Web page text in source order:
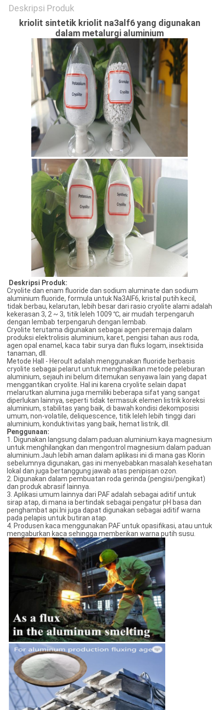
Deskripsi Produk
kriolit sintetik kriolit na3alf6 yang digunakan
dalam metalurgi aluminium
Deskripsi Produk:
Cryolite dan enam fluoride dan sodium aluminate dan sodium
aluminium fluoride, formula untuk Na3AlF6, kristal putih kecil,
tidak berbau, kelarutan, lebih besar dari rasio cryolite alami adalah
kekerasan 3, 2 ~ 3, titik leleh 1009 ℃, air mudah terpengaruh
dengan lembab terpengaruh dengan lembab.
Cryolite terutama digunakan sebagai agen peremaja dalam
produksi elektrolisis aluminium, karet, pengisi tahan aus roda,
agen opal enamel, kaca tabir surya dan fluks logam, insektisida
tanaman, dll.
Metode Hall - Heroult adalah menggunakan fluoride berbasis
cryolite sebagai pelarut untuk menghasilkan metode peleburan
aluminium, sejauh ini belum ditemukan senyawa lain yang dapat
menggantikan cryolite. Hal ini karena cryolite selain dapat
melarutkan alumina juga memiliki beberapa sifat yang sangat
diperlukan lainnya, seperti tidak termasuk elemen listrik koreksi
aluminium, stabilitas yang baik, di bawah kondisi dekomposisi
umum, non-volatile, deliquescence, titik leleh lebih tinggi dari
aluminium, konduktivitas yang baik, hemat listrik, dll.
Penggunaan:
1. Digunakan langsung dalam paduan aluminium kaya magnesium
untuk menghilangkan dan mengontrol magnesium dalam paduan
aluminium.Jauh lebih aman dalam aplikasi ini di mana gas Klorin
sebelumnya digunakan, gas ini menyebabkan masalah kesehatan
lokal dan juga bertanggung jawab atas penipisan ozon.
2. Digunakan dalam pembuatan roda gerinda (pengisi/pengikat)
dan produk abrasif lainnya.
3. Aplikasi umum lainnya dari PAF adalah sebagai aditif untuk
sirap atap, di mana ia bertindak sebagai pengatur pH basa dan
penghambat api.Ini juga dapat digunakan sebagai aditif warna
pada pelapis untuk butiran atap.
4. Produsen kaca menggunakan PAF untuk opasifikasi, atau untuk
mengaburkan kaca sehingga memberikan warna putih susu.